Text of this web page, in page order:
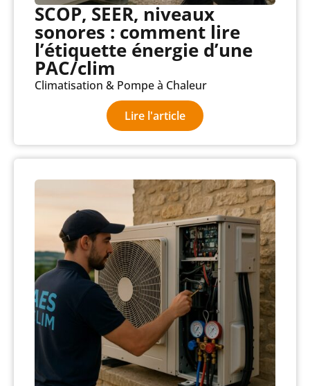
SCOP, SEER, niveaux
sonores : comment lire
l’étiquette énergie d’une
PAC/clim
Climatisation & Pompe à Chaleur
Lire l'article